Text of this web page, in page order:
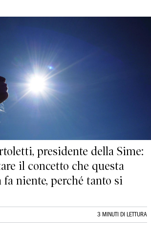
presidente della Sime:
il concetto che questa
fa niente, perché tanto si
3 MINUTI DI LETTURA